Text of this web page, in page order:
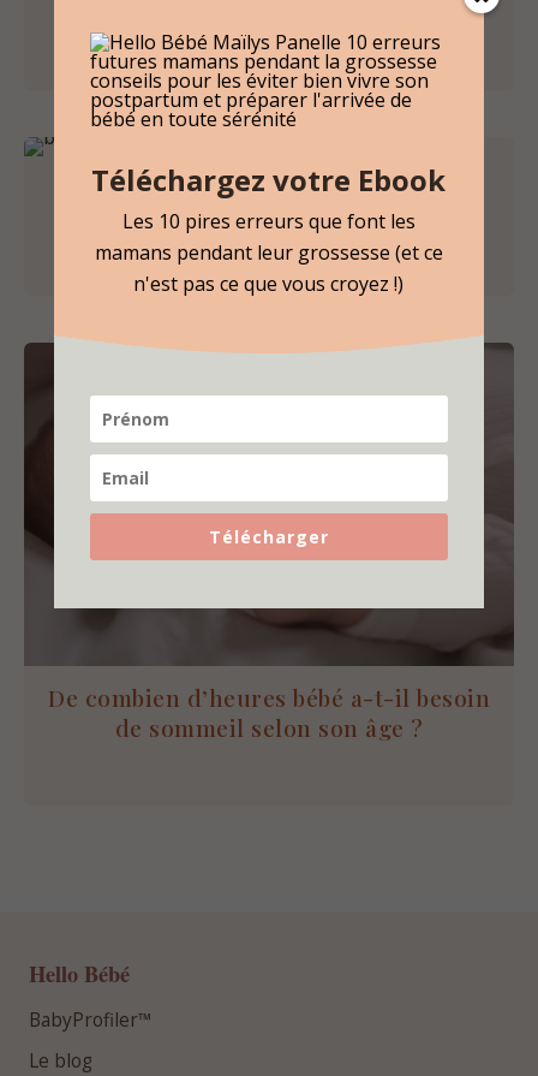
Le sommeil du bébé : comprendre ses
cycles, ses réveils et son rythme
De combien d’heures bébé a-t-il besoin
de sommeil selon son âge ?
Hello Bébé
BabyProfiler™
Le blog
Téléchargez votre Ebook
Les 10 pires erreurs que font les
mamans pendant leur grossesse (et ce
n'est pas ce que vous croyez !)
Télécharger